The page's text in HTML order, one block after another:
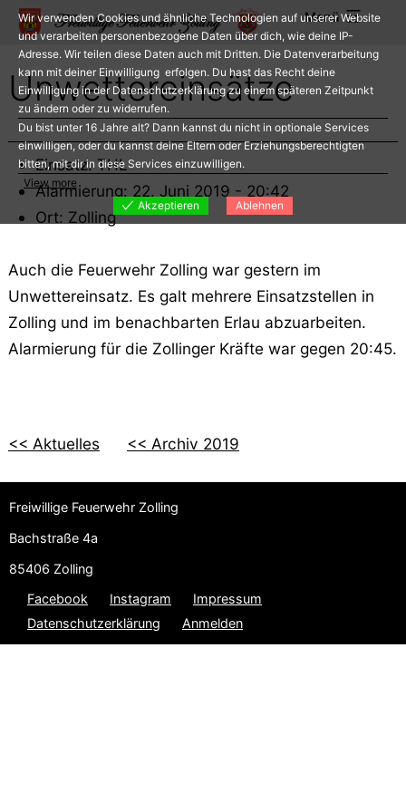
Zum
Inhalt
springen
Menü
Unwettereinsätze
Einsatz: THL
Alarmierung: 22. Juni 2019 - 20:42
Ort: Zolling
Auch die Feuerwehr Zolling war gestern im
Unwettereinsatz. Es galt mehrere Einsatzstellen in
Zolling und im benachbarten Erlau abzuarbeiten.
Alarmierung für die Zollinger Kräfte war gegen 20:45.
<< Aktuelles << Archiv 2019
Freiwillige Feuerwehr Zolling
Bachstraße 4a
85406 Zolling
Facebook
Instagram
Impressum
Datenschutzerklärung
Anmelden
Wir verwenden Cookies und ähnliche Technologien auf unserer Website
und verarbeiten personenbezogene Daten über dich, wie deine IP-
Adresse. Wir teilen diese Daten auch mit Dritten. Die Datenverarbeitung
kann mit deiner Einwilligung erfolgen. Du hast das Recht deine
Einwilligung in der Datenschutzerklärung zu einem späteren Zeitpunkt
zu ändern oder zu widerrufen.
Du bist unter 16 Jahre alt? Dann kannst du nicht in optionale Services
einwilligen, oder du kannst deine Eltern oder Erziehungsberechtigten
bitten, mit dir in diese Services einzuwilligen.
View more
Akzeptieren
Ablehnen